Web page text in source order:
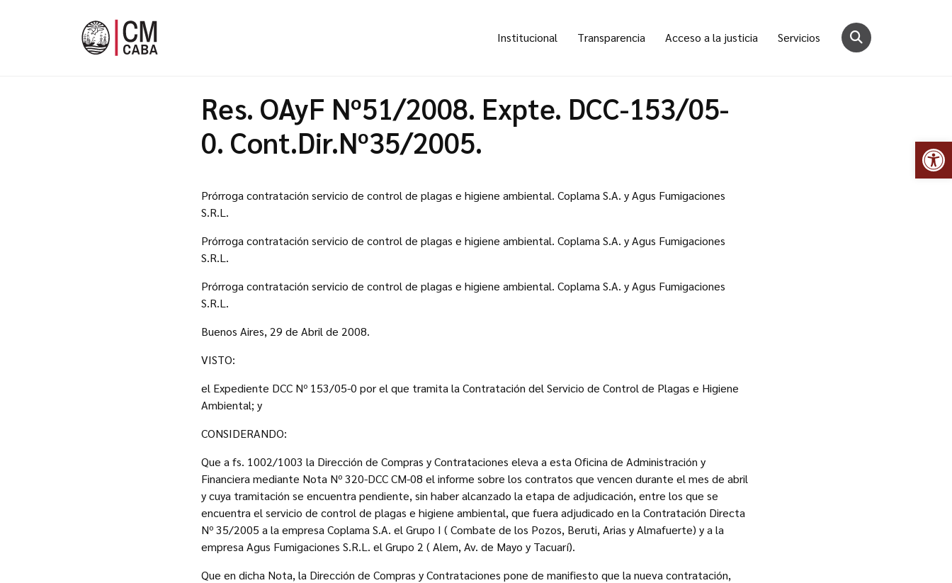
Institucional Transparencia Acceso a la justicia Servicios
Res. OAyF Nº51/2008. Expte. DCC-153/05-
0. Cont.Dir.Nº35/2005.
Prórroga contratación servicio de control de plagas e higiene ambiental. Coplama S.A. y Agus Fumigaciones
S.R.L.
Prórroga contratación servicio de control de plagas e higiene ambiental. Coplama S.A. y Agus Fumigaciones
S.R.L.
Prórroga contratación servicio de control de plagas e higiene ambiental. Coplama S.A. y Agus Fumigaciones
S.R.L.
Buenos Aires, 29 de Abril de 2008.
VISTO:
el Expediente DCC Nº 153/05-0 por el que tramita la Contratación del Servicio de Control de Plagas e Higiene
Ambiental; y
CONSIDERANDO:
Que a fs. 1002/1003 la Dirección de Compras y Contrataciones eleva a esta Oficina de Administración y
Financiera mediante Nota Nº 320-DCC CM-08 el informe sobre los contratos que vencen durante el mes de abril
y cuya tramitación se encuentra pendiente, sin haber alcanzado la etapa de adjudicación, entre los que se
encuentra el servicio de control de plagas e higiene ambiental, que fuera adjudicado en la Contratación Directa
Nº 35/2005 a la empresa Coplama S.A. el Grupo I ( Combate de los Pozos, Beruti, Arias y Almafuerte) y a la
empresa Agus Fumigaciones S.R.L. el Grupo 2 ( Alem, Av. de Mayo y Tacuarí).
Que en dicha Nota, la Dirección de Compras y Contrataciones pone de manifiesto que la nueva contratación,